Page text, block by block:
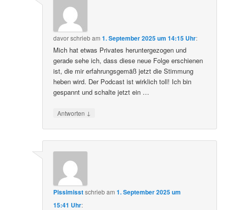
davorschriebam1. September 2025 um 14:15 Uhr:
Mich hat etwas Privates heruntergezogen und
gerade sehe ich, dass diese neue Folge erschienen
ist, die mir erfahrungsgemäß jetzt die Stimmung
heben wird. Der Podcast ist wirklich toll! Ich bin
gespannt und schalte jetzt ein …
Antworten ↓
Pissimisstschriebam1. September 2025 um
15:41 Uhr: